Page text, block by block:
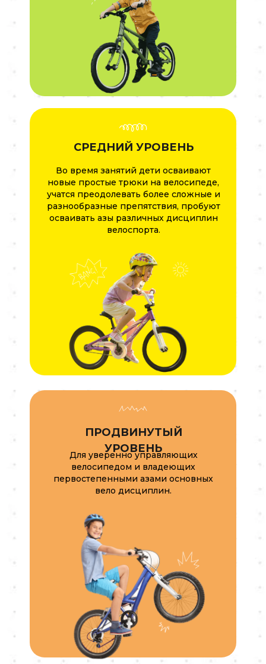
СРЕДНИЙ УРОВЕНЬ
Во время занятий дети осваивают
новые простые трюки на велосипеде,
учатся преодолевать более сложные и
разнообразные препятствия, пробуют
осваивать азы различных дисциплин
велоспорта.
ПРОДВИНУТЫЙ
УРОВЕНЬ
Для уверенно управляющих
велосипедом и владеющих
первостепенными азами основных
вело дисциплин.